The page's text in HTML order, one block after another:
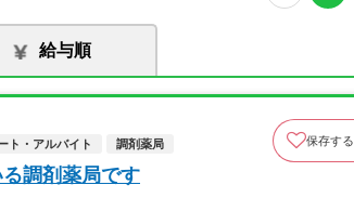
給与順
ト・アルバイト 調剤薬局 保存する
調剤薬局です